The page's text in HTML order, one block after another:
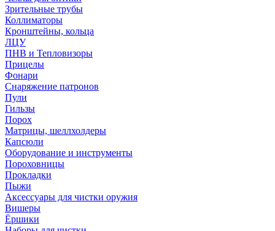
Зрительные трубы
Коллиматоры
Кронштейны, кольца
ЛЦУ
ПНВ и Тепловизоры
Прицелы
Фонари
Снаряжение патронов
Пули
Гильзы
Порох
Матрицы, шеллхолдеры
Капсюли
Оборудование и инструменты
Пороховницы
Прокладки
Пыжи
Аксессуары для чистки оружия
Вишеры
Ёршики